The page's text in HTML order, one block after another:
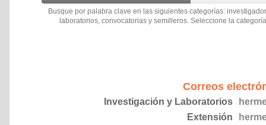
Busque por palabra clave en las siguientes categorías:
laboratorios, convocatorias y semilleros. Seleccione la
Correos
Investigación y Laboratorios
Extensión